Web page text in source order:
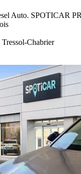
Auto. SPOTICAR
Chabrier